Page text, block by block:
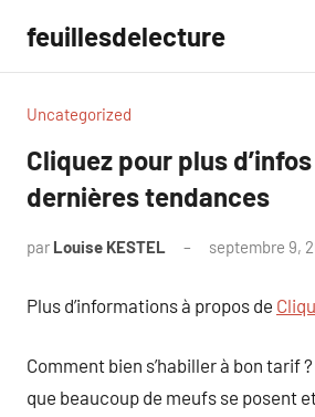
contenu
feuillesdelecture
Uncategorized
Cliquez pour plus
dernières tendances
par Louise KESTEL septembre 9,
Plus d’informations à propos de
Comment bien s’habiller à bon tarif
que beaucoup de meufs se posent